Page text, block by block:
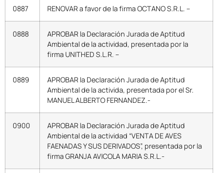
0887 RENOVAR a favor de la firma OCTANO S.R.L. –
0888
APROBAR la Declaración Jurada de Aptitud
Ambiental de la actividad, presentada por la
firma UNITHED S.L.R. –
0889
APROBAR la Declaración Jurada de Aptitud
Ambiental de la activida, presentada por el Sr.
MANUEL ALBERTO FERNANDEZ.-
0900
APROBAR la Declaración Jurada de Aptitud
Ambiental de la actividad “VENTA DE AVES
FAENADAS Y SUS DERIVADOS”, presentada por la
firma GRANJA AVICOLA MARIA S.R.L.-